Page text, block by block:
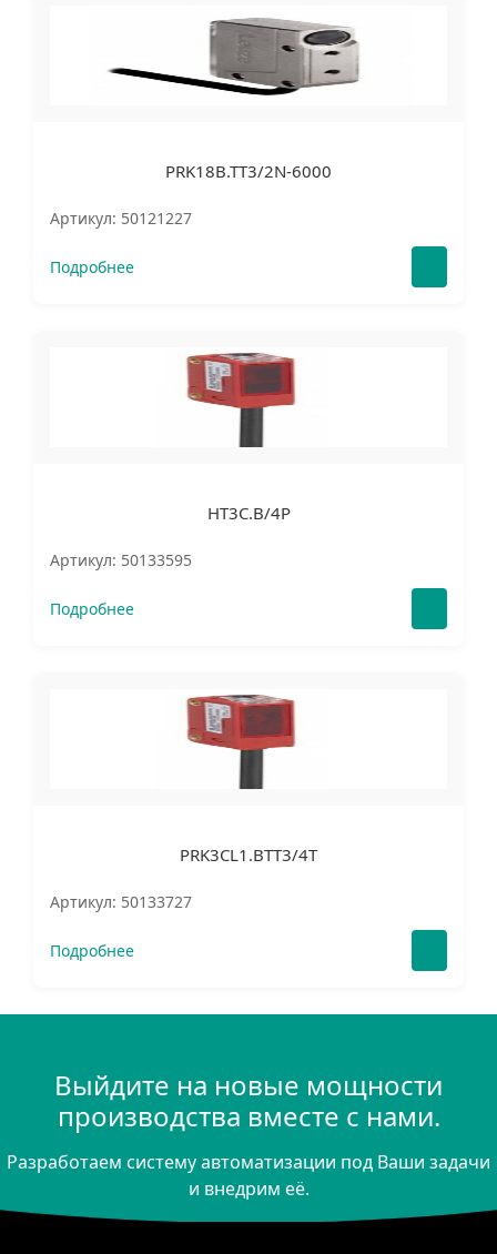
PRK18B.TT3/2N-6000
Артикул: 50121227
Подробнее
HT3C.B/4P
Артикул: 50133595
Подробнее
PRK3CL1.BTT3/4T
Артикул: 50133727
Подробнее
Выйдите на новые мощности
производства вместе с нами.
Разработаем систему автоматизации под Ваши задачи
и внедрим её.